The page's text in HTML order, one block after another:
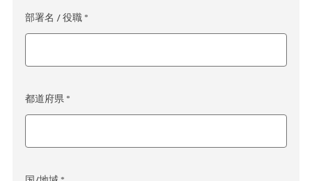
部署名 / 役職 *
都道府県 *